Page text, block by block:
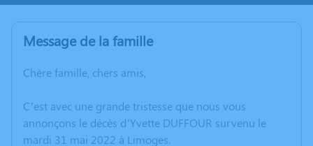
Message de la famille
Chère famille, chers amis,
C’est avec une grande tristesse que nous vous
annonçons le décès d’Yvette DUFFOUR survenu le
mardi 31 mai 2022 à Limoges.